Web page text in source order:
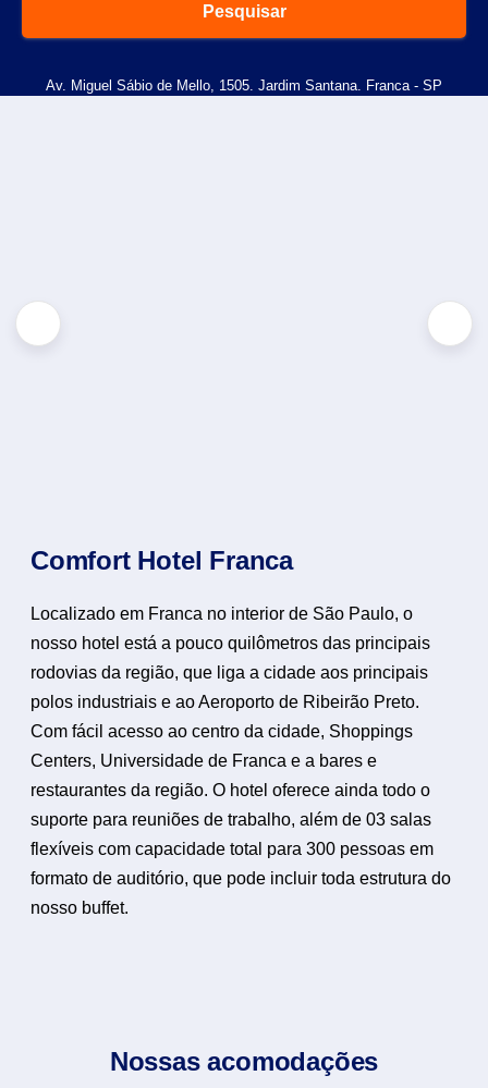
Pesquisar
Av. Miguel Sábio de Mello, 1505. Jardim Santana. Franca - SP
Comfort Hotel Franca
Localizado em Franca no interior de São Paulo, o
nosso hotel está a pouco quilômetros das principais
rodovias da região, que liga a cidade aos principais
polos industriais e ao Aeroporto de Ribeirão Preto.
Com fácil acesso ao centro da cidade, Shoppings
Centers, Universidade de Franca e a bares e
restaurantes da região. O hotel oferece ainda todo o
suporte para reuniões de trabalho, além de 03 salas
flexíveis com capacidade total para 300 pessoas em
formato de auditório, que pode incluir toda estrutura do
nosso buffet.
Nossas acomodações